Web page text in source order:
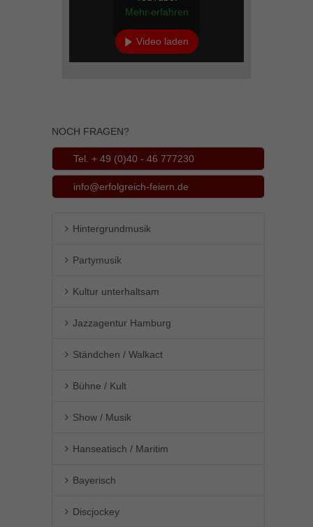
Mehr erfahren
Video laden
NOCH FRAGEN?
Tel. + 49 (0)40 - 46 777230
info@erfolgreich-feiern.de
Hintergrundmusik
Partymusik
Kultur unterhaltsam
Jazzagentur Hamburg
Ständchen / Walkact
Bühne / Kult
Show / Musik
Hanseatisch / Maritim
Bayerisch
Discjockey